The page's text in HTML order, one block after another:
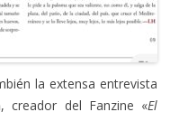
la extensa entrevista
, creador del Fanzine «El